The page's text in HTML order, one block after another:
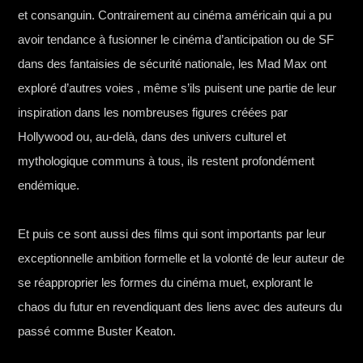
et consanguin. Contrairement au cinéma américain qui a pu
avoir tendance à fusionner le cinéma d’anticipation ou de SF
dans des fantaisies de sécurité nationale, les Mad Max ont
exploré d’autres voies , même s’ils puisent une partie de leur
inspiration dans les nombreuses figures créées par
Hollywood ou, au-delà, dans des univers culturel et
mythologique communs à tous, ils restent profondément
endémique.
Et puis ce sont aussi des films qui sont importants par leur
exceptionnelle ambition formelle et la volonté de leur auteur de
se réapproprier les formes du cinéma muet, explorant le
chaos du futur en revendiquant des liens avec des auteurs du
passé comme Buster Keaton.